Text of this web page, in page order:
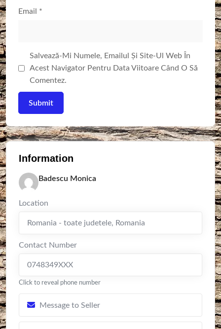
Email *
Salvează-Mi Numele, Emailul Și Site-Ul Web În
Acest Navigator Pentru Data Viitoare Când O Să
Comentez.
Information
Badescu Monica
Location
Romania - toate judetele, Romania
Contact Number
0748349XXX
Click to reveal phone number
Message to Seller